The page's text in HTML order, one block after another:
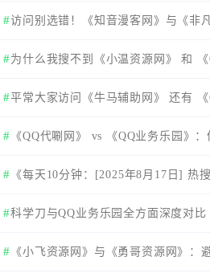
么？访问别选错！《知音漫客网》与《非
速看为什么我搜不到《小温资源网》 和
到这两个站点。
平常大家访问《牛马辅助网》 还有
说有大大的区别，我来看看在哪？
《QQ代唰网》 vs 《QQ业务乐园》
《每天10分钟：[2025年8月17日] 热
科学刀与QQ业务乐园全方面深度对比
《小飞资源网》与《勇哥资源网》：